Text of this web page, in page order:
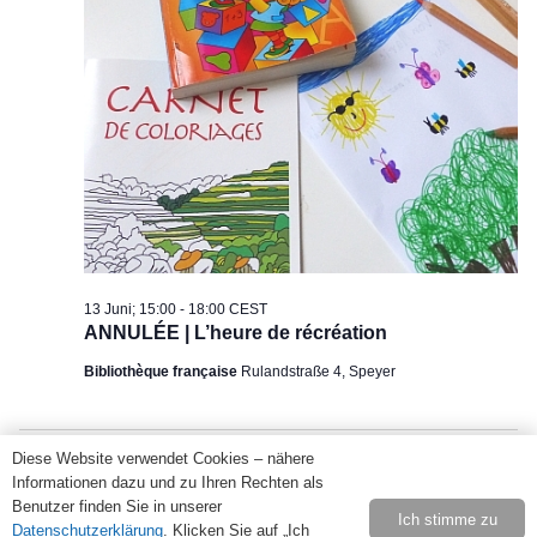
Juni
2026
ANNULÉE | L’heure de récréation
13 Juni; 15:00 - 18:00 CEST
Bibliothèque française Rulandstraße 4, Speyer
Vorheriger Tag
Diese Website verwendet Cookies – nähere
Informationen dazu und zu Ihren Rechten als
Benutzer finden Sie in unserer
Datenschutzerklärung. Klicken Sie auf „Ich
Ich stimme zu